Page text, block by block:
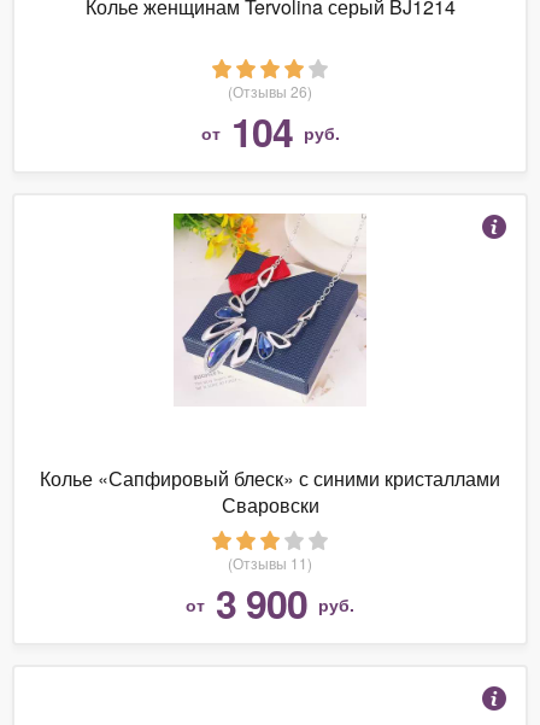
Колье женщинам Tervolina серый BJ1214
(Отзывы 26)
от 104 руб.
Колье «Сапфировый блеск» с синими кристаллами
Сваровски
(Отзывы 11)
от 3 900 руб.